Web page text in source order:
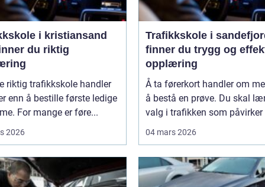
i kristiansand
du riktig
riktig trafikkskole handler
enn å bestille første ledige
For mange er føre...
2026
Trafikkskole i sandefjord
finner du trygg og
opplæring
Å ta førerkort handler om
å bestå en prøve. Du skal
valg i trafikken som påvirker
04 mars 2026